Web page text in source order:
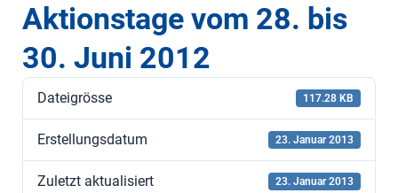
Aktionstage vom 28. bis
30. Juni 2012
Dateigrösse 117.28 KB
Erstellungsdatum 23. Januar 2013
Zuletzt aktualisiert 23. Januar 2013